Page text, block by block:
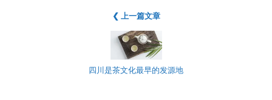
❮ 上一篇文章
四川是茶文化最早的发源地